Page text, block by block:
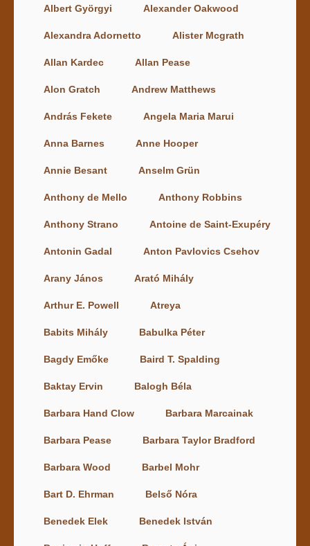
Albert Györgyi Alexander Oakwood
Alexandra Adornetto Alister Mcgrath
Allan Kardec Allan Pease
Alon Gratch Andrew Matthews
András Fekete Angela Maria Marui
Anna Barnes Anne Hooper
Annie Besant Anselm Grün
Anthony de Mello Anthony Robbins
Anthony Strano Antoine de Saint-Exupéry
Antonin Gadal Anton Pavlovics Csehov
Arany János Arató Mihály
Arthur E. Powell Atreya
Babits Mihály Babulka Péter
Bagdy Emőke Baird T. Spalding
Baktay Ervin Balogh Béla
Barbara Hand Clow Barbara Marcainak
Barbara Pease Barbara Taylor Bradford
Barbara Wood Barbel Mohr
Bart D. Ehrman Belső Nóra
Benedek Elek Benedek István